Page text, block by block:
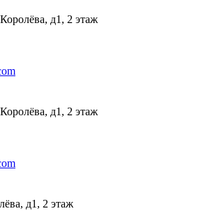
д1, 2 этаж
д1, 2 этаж
д1, 2 этаж